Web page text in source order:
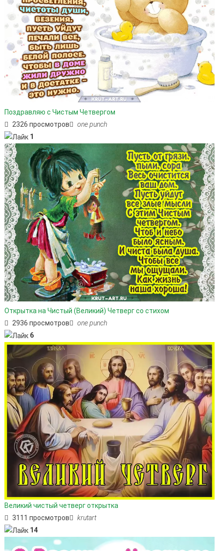
Поздравляю с Чистым Четвергом
2326 просмотров
one punch
1
Открытка на Чистый (Великий) Четверг со стихом
2936 просмотров
one punch
6
Великий чистый четверг открытка
3111 просмотров
krutart
14